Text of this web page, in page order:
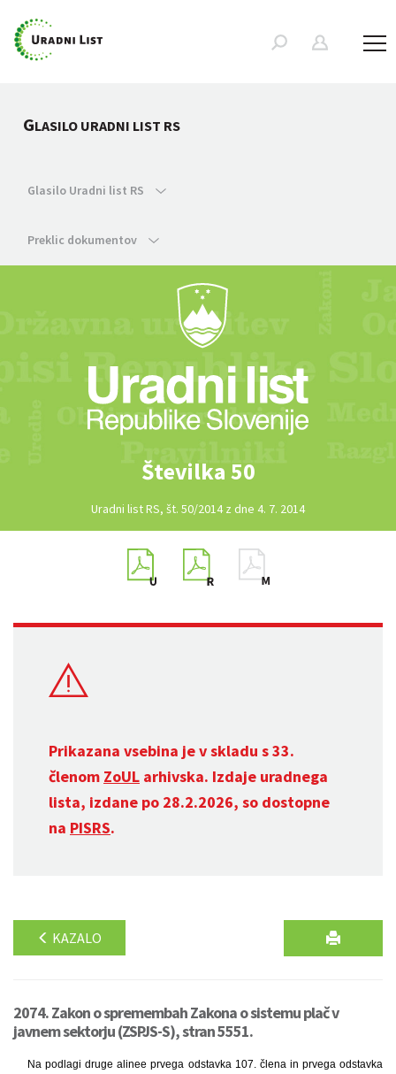
GLASILO URADNI LIST RS
Glasilo Uradni list RS
Preklic dokumentov
Številka 50
Uradni list RS, št. 50/2014 z dne 4. 7. 2014
Prikazana vsebina je v skladu s 33.
členom ZoUL arhivska. Izdaje uradnega
lista, izdane po 28.2.2026, so dostopne
na PISRS.
KAZALO
2074. Zakon o spremembah Zakona o sistemu plač v
javnem sektorju (ZSPJS-S), stran 5551.
Na podlagi druge alinee prvega odstavka 107. člena in prvega odstavka